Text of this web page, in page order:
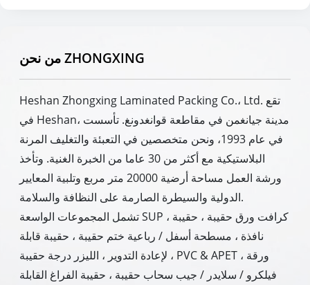
من نحن ZHONGXING
Heshan Zhongxing Laminated Packing Co.، Ltd. تقع
في Heshan، مدينة جيانغمن في مقاطعة قوانغدونغ. تأسست
في عام 1993، ونحن متخصصين في التعبئة والتغليف المرنة
البلاستيكية مع أكثر من 30 عاما من الخبرة الغنية. وتأخذ
ورشة العمل مساحة أرضية 20000 متر مربع وتلبية المعايير
الدولية والسيطرة الصارمة على النظافة والسلامة.
تشمل المجموعات الواسعة SUP ، كرافت ورق حقيبة ، حقيبة
نافذة ، مسطحة أسفل / رباعية ختم حقيبة ، حقيبة قابلة
لإعادة التدوير ، الليزر درجة حقيبة ، PVC & APET ورقة ،
فيلكرو / سلايدر / جيب سحاب حقيبة ، حقيبة الفراغ القابلة